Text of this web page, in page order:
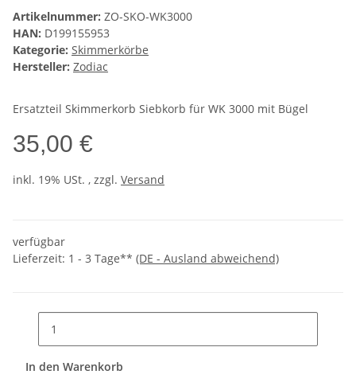
Artikelnummer: ZO-SKO-WK3000
HAN: D199155953
Kategorie: Skimmerkörbe
Hersteller: Zodiac
Ersatzteil Skimmerkorb Siebkorb für WK 3000 mit Bügel
35,00 €
inkl. 19% USt. , zzgl. Versand
verfügbar
Lieferzeit: 1 - 3 Tage** (DE - Ausland abweichend)
In den Warenkorb